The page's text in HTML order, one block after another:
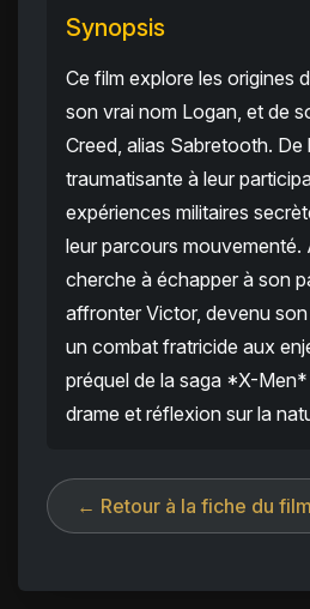
Synopsis
Ce film explore les origines
son vrai nom Logan, et de
Creed, alias Sabretooth. De
traumatisante à leur
expériences militaires
leur parcours mouvementé.
cherche à échapper à son
affronter Victor, devenu son
un combat fratricide aux
préquel de la saga *X-
drame et réflexion sur la
← Retour à la fiche du film